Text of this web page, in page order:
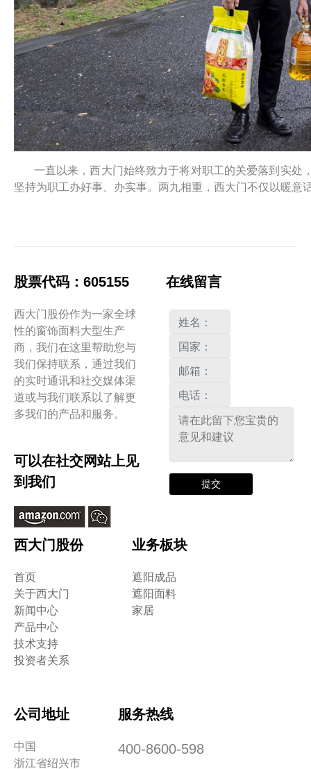
一直以来，西大门始终致力于将对职工的关爱落到实处
坚持为职工办好事、办实事。两九相重，西大门不仅以暖
股票代码：605155
西大门股份作为一家全球
性的窗饰面料大型生产
商，我们在这里帮助您与
我们保持联系，通过我们
的实时通讯和社交媒体渠
道或与我们联系以了解更
多我们的产品和服务。
可以在社交网站上见
到我们
在线留言
提交
西大门股份
首页
关于西大门
新闻中心
产品中心
技术支持
投资者关系
业务板块
遮阳成品
遮阳面料
家居
公司地址
中国
浙江省绍兴市
服务热线
400-8600-598